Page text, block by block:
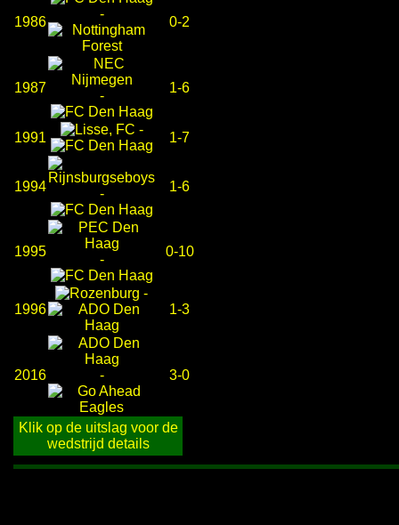
1986
-
0-2
1987
-
1-6
1991
-
1-7
1994 - 1-6
1995
-
0-10
1996
-
1-3
2016 - 3-0
Klik op de uitslag voor de
wedstrijd details